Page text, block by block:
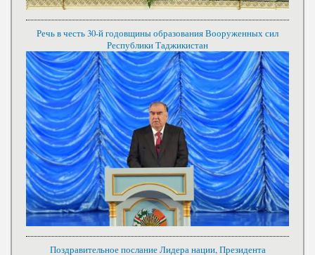
Речь в честь 30-й годовщины образования Вооруженных сил
Республики Таджикистан
Поздравительное послание Лидера нации, Президента